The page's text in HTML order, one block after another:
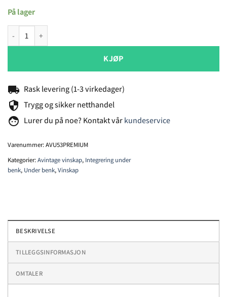
På lager
Avintage AVU53PREMIUM vinskap antall
KJØP
local_shipping Rask levering (1-3 virkedager)
security Trygg og sikker netthandel
face Lurer du på noe? Kontakt vårkundeservice
Varenummer:AVU53PREMIUM
Kategorier:Avintage vinskap, Integrering under
benk, Under benk,Vinskap
BESKRIVELSE
TILLEGGSINFORMASJON
OMTALER